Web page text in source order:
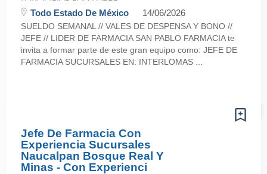
Todo Estado De México 14/06/2026
SUELDO SEMANAL // VALES DE DESPENSA Y BONO //
JEFE // LIDER DE FARMACIA SAN PABLO FARMACIA te
invita a formar parte de este gran equipo como: JEFE DE
FARMACIA SUCURSALES EN: INTERLOMAS ...
Jefe De Farmacia Con
Experiencia Sucursales
Naucalpan Bosque Real Y
Minas - Con Experienci